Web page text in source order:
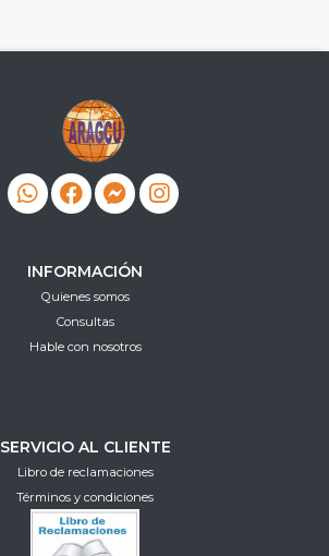
INFORMACIÓN
Quienes somos
Consultas
Hable con nosotros
SERVICIO AL CLIENTE
Libro de reclamaciones
Términos y condiciones